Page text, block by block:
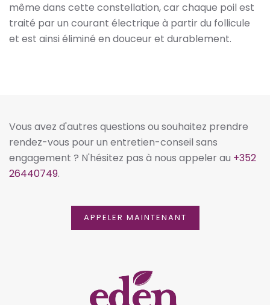
même dans cette constellation, car chaque poil est
traité par un courant électrique à partir du follicule
et est ainsi éliminé en douceur et durablement.
Vous avez d'autres questions ou souhaitez prendre
rendez-vous pour un entretien-conseil sans
engagement ? N'hésitez pas à nous appeler au +352
26440749.
APPELER MAINTENANT